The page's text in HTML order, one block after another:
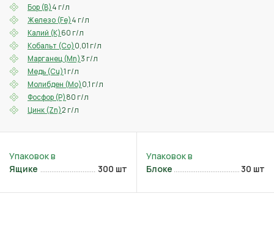
Бор (B) 4 г/л
Железо (Fe) 4 г/л
Калий (K) 60 г/л
Кобальт (Co) 0,01 г/л
Марганец (Mn)3 г/л
Медь (Cu)1 г/л
Молибден (Mo) 0,1 г/л
Фосфор (P) 80 г/л
Цинк (Zn)2 г/л
Ящике 300 шт Блоке 30 шт